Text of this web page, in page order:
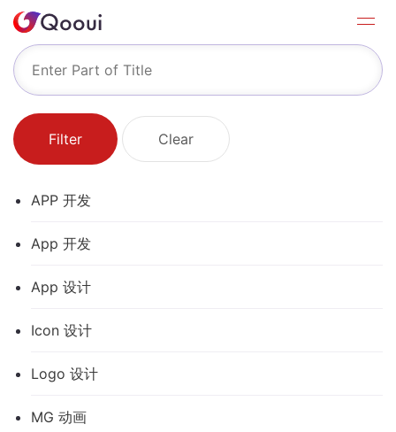
Filter Clear
APP 开发
App 开发
App 设计
Icon 设计
Logo 设计
MG 动画